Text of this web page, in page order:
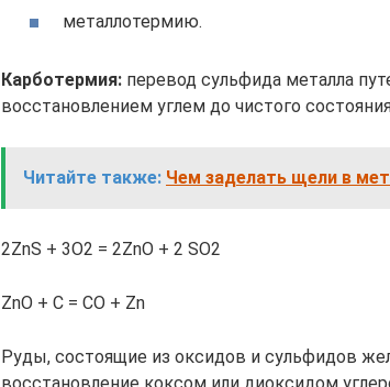
металлотермию.
Карботермия: перевод сульфида металла
восстановлением углем до чистого
Читайте также: Чем заделать щели в
2ZnS + 3O2 = 2ZnO + 2 SO2
ZnO + C = CO + Zn
Руды, состоящие из оксидов и сульфидов
восстановление коксом или диоксидом